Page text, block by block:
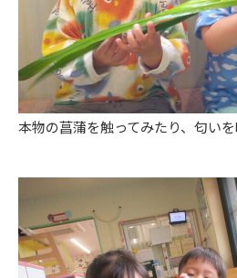
本物の菖蒲を触ってみたり、匂い